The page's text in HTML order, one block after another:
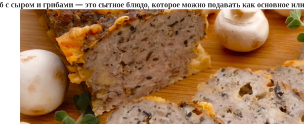
с сыром и грибами — это сытное блюдо, которое можно подавать как основное